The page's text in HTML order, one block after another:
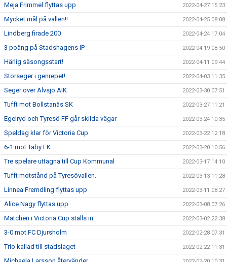
Meja Frimmel flyttas upp 2022-04-27 15:23
Mycket mål på vallen!! 2022-04-25 08:08
Lindberg firade 200 2022-04-24 17:04
3 poäng på Stadshagens IP 2022-04-19 08:50
Härlig säsongsstart! 2022-04-11 09:44
Storseger i genrepet! 2022-04-03 11:35
Seger över Älvsjö AIK 2022-03-30 07:51
Tufft mot Bollstanäs SK 2022-03-27 11:21
Egelryd och Tyresö FF går skilda vägar 2022-03-24 10:35
Speldag klar för Victoria Cup 2022-03-22 12:18
6-1 mot Täby FK 2022-03-20 10:56
Tre spelare uttagna till Cup Kommunal 2022-03-17 14:10
Tufft motstånd på Tyresövallen. 2022-03-13 11:28
Linnea Fremdling flyttas upp 2022-03-11 08:27
Alice Nagy flyttas upp 2022-03-08 07:26
Matchen i Victoria Cup ställs in 2022-03-02 22:38
3-0 mot FC Djursholm 2022-02-28 07:31
Trio kallad till stadslaget 2022-02-22 11:31